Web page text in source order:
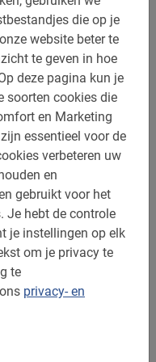
die op je
website beter te
te geven in hoe
deze pagina kun je
soorten cookies die
en Marketing
essentieel voor de
verbeteren uw
en
gebruikt voor het
Je hebt de controle
je instellingen op elk
om je privacy te
te
privacy- en
de tour kunnen wat
door de stad op
24u vooraf